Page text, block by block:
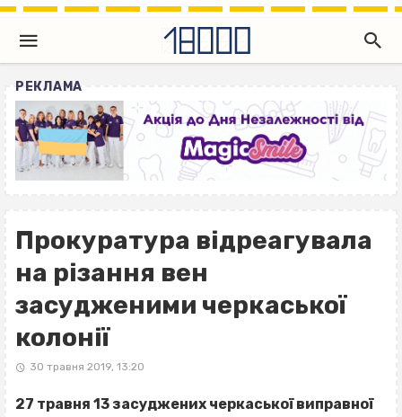
РЕКЛАМА
Прокуратура відреагувала
на різання вен
засудженими черкаської
колонії
30 травня 2019, 13:20
27 травня 13 засуджених черкаської виправної